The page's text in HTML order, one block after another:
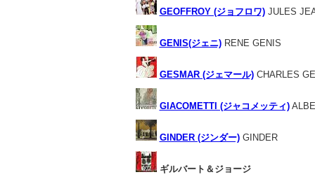
GEOFFROY (ジョフロワ)JULES
GENIS(ジェニ)RENE GENIS
GESMAR (ジェマール)CHARLES
GIACOMETTI (ジャコメッティ)
GINDER (ジンダー)GINDER
ギルバート＆ジョージ